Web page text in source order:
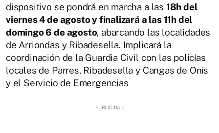
dispositivo se pondrá en marcha a las 18h del
viernes 4 de agosto y finalizará a las 11h del
domingo 6 de agosto, abarcando las localidades
de Arriondas y Ribadesella. Implicará la
coordinación de la Guardia Civil con las policías
locales de Parres, Ribadesella y Cangas de Onís
y el Servicio de Emergencias